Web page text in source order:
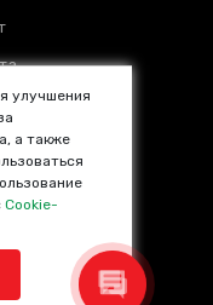
улучшения
а также
Cookie-